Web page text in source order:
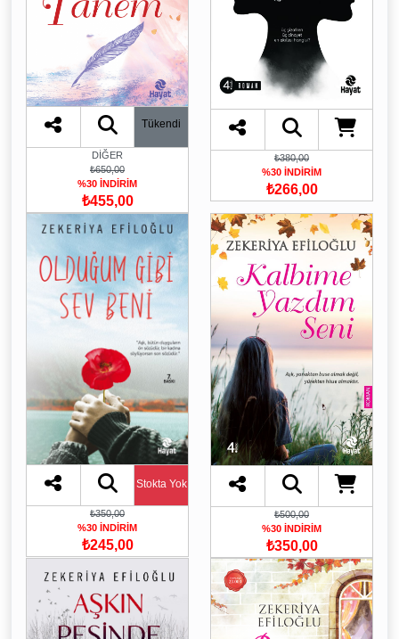
Tükendi
DİĞER
₺650,00
%30 İNDİRİM
₺455,00
₺380,00
%30 İNDİRİM
₺266,00
Stokta Yok
₺350,00
%30 İNDİRİM
₺245,00
₺500,00
%30 İNDİRİM
₺350,00